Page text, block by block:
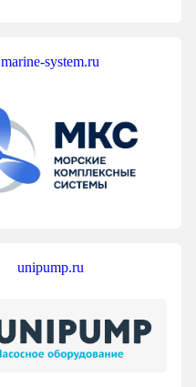
marine-system.ru
unipump.ru